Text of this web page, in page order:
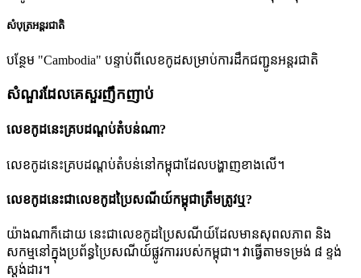
សំបុត្រអន្តរជាតិ
បន្ថែម "Cambodia" បន្ទាប់ពីលេខកូដសម្រាប់ការដឹកជញ្ជូនអន្តរជាតិ
សំណួរដែលគេសួរញឹកញាប់
លេខកូដនេះគ្របដណ្តប់តំបន់ណា?
លេខកូដនេះគ្របដណ្តប់តំបន់នៅកម្ពុជាដែលបង្ហាញខាងលើ។
លេខកូដនេះជាលេខកូដប្រៃសណីយ៍កម្ពុជាត្រឹមត្រូវឬ?
យ៉ាងណាក៏ដោយ នេះជាលេខកូដប្រៃសណីយ៍ដែលមានសុពលភាព និង
សកម្មនៅក្នុងប្រព័ន្ធប្រៃសណីយ៍ផ្លូវការរបស់កម្ពុជា។ វាធ្វើតាមទម្រង់ ៨ ខ្ទង់
ស្តង់ដារ។